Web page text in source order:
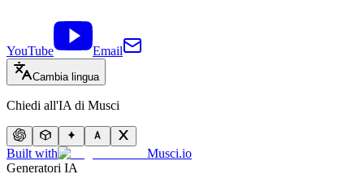
YouTube Email
Cambia lingua
Chiedi all'IA di Musci
Built with
Musci.io
Generatori IA